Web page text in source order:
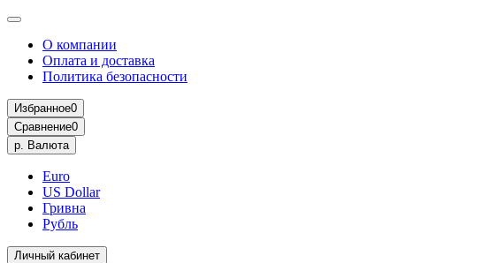
О компании
Оплата и доставка
Политика безопасности
Избранное0
Сравнение0
р. Валюта
Euro
US Dollar
Гривна
Рубль
Личный кабинет